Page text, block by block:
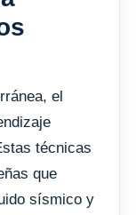
el
técnicas
que
sísmico y